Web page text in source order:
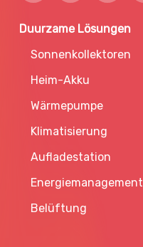
Duurzame Lösungen
Sonnenkollektoren
Heim-Akku
Wärmepumpe
Klimatisierung
Aufladestation
Energiemanagement
Belüftung